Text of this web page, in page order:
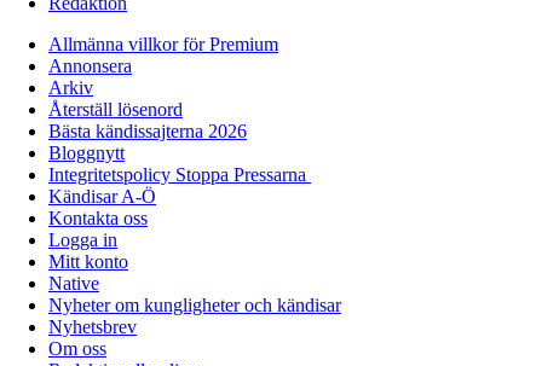
Allmänna villkor för Premium
Annonsera
Arkiv
Återställ lösenord
Bästa kändissajterna 2026
Bloggnytt
Integritetspolicy Stoppa Pressarna
Kändisar A-Ö
Kontakta oss
Logga in
Mitt konto
Native
Nyheter om kungligheter och kändisar
Nyhetsbrev
Om oss